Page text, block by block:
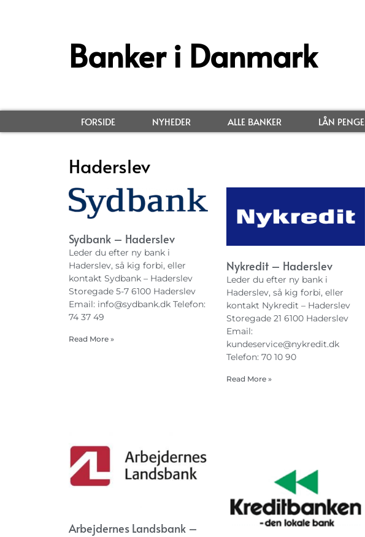
Banker i Danmark
FORSIDE NYHEDER ALLE BANKER LÅN PENGE
Haderslev
Sydbank – Haderslev
Leder du efter ny bank i
Haderslev, så kig forbi, eller
kontakt Sydbank – Haderslev
Storegade 5-7 6100 Haderslev
Email: info@sydbank.dk Telefon:
74 37 49
Read More »
Nykredit – Haderslev
Leder du efter ny bank i
Haderslev, så kig forbi, eller
kontakt Nykredit – Haderslev
Storegade 21 6100 Haderslev
Email:
kundeservice@nykredit.dk
Telefon: 70 10 90
Read More »
Arbejdernes Landsbank –